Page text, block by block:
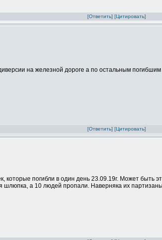
[Ответить] [Цитировать]
на железной дороге а по остальным погибшим
[Ответить] [Цитировать]
которые погибли в один день 23.09.19г. Может быть
а 10 людей пропали. Наверняка их